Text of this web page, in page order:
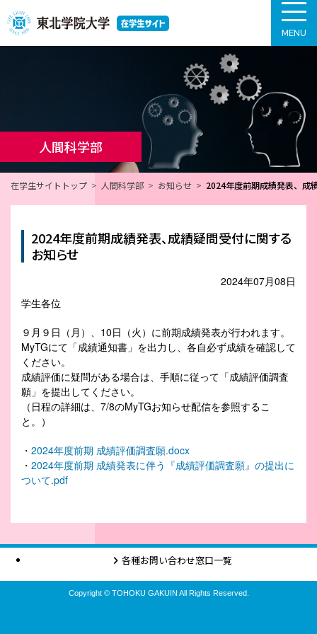
MENU
人間科学部
在学生サイトトップ 人間科学部 お知らせ 2024年度前期成績発表、成
2024年度前期成績発表、成績疑問受付に関する
お知らせ
2024年07月08日
学生各位
９月９日（月）、10日（火）に前期成績発表が行われます。
MyTGにて「成績通知書」を出力し、各自必ず成績を確認して
ください。
成績評価に疑問がある場合は、手順に従って「成績評価調査
願」を提出してください。
（日程の詳細は、7/8のMyTGお知らせ配信を参照するこ
と。）
・ 2024年度前期 成績評価調査願.docx
・ 2024年度前期 成績発表に伴う『成績評価調査願』の提出に
ついて.pdf
各種お問い合わせ窓口一覧
Copyright © TOHOKU GAKUIN All Rights Reserved.